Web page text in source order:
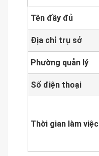
Tên đầy đủ
Địa chỉ trụ sở
Phường quản lý
Số điện thoại
Thời gian làm việc